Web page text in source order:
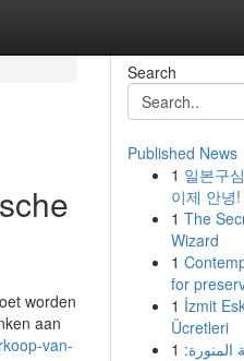
worden
aan
van-
Search
Published News
1 일본구
이제 안녕!
1 The
Wizard
1
for
1 İzmit
Ücretleri
1